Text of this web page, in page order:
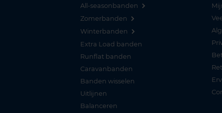
All-seasonbanden
Zomerbanden
Winterbanden
Extra Load banden
Runflat banden
Caravanbanden
Banden wisselen
Uitlijnen
Balanceren